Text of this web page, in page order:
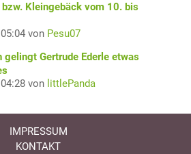
bzw. Kleingebäck vom 10. bis
von Pesu07
gelingt Gertrude Ederle etwas
von littlePanda
IMPRESSUM
KONTAKT